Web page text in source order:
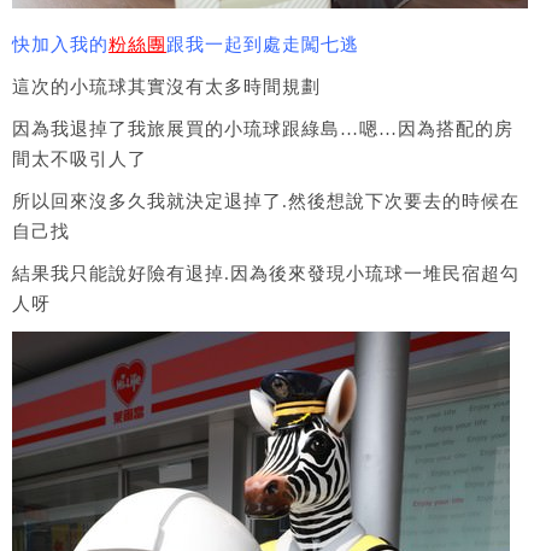
快加入我的粉絲團 跟我一起到處走闖七逃
這次的小琉球其實沒有太多時間規劃
因為我退掉了我旅展買的小琉球跟綠島…嗯…因為搭配的房
間太不吸引人了
所以回來沒多久我就決定退掉了.然後想說下次要去的時候在
自己找
結果我只能說好險有退掉.因為後來發現小琉球一堆民宿超勾
人呀